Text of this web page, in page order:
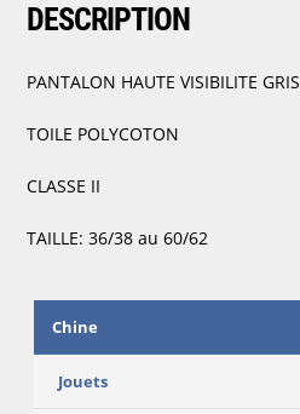
DESCRIPTION
PANTALON HAUTE VISIBILITE GRIS
TOILE POLYCOTON
CLASSE II
TAILLE: 36/38 au 60/62
Chine
Jouets